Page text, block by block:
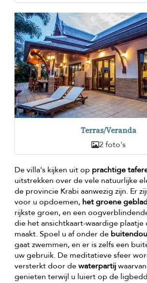
Terras/Veranda
2 foto's
De villa's kijken uit op prachtige
uitstrekken over de vele natuurlijke
de provincie Krabi aanwezig zijn. Er
voor u opdoemen, het groene
rijkste groen, en een
die het ansichtkaart-waardige
maakt. Spoel u af onder de
gaat zwemmen, en er is zelfs een
uw gebruik. De meditatieve sfeer
versterkt door dewaterpartij
genieten terwijl u luiert op de